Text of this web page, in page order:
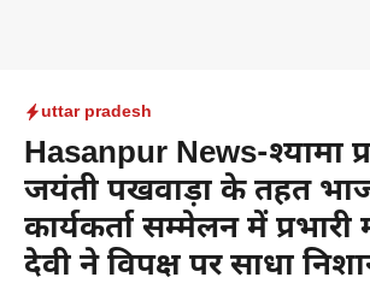
uttar pradesh
Hasanpur News-श्यामा
जयंती पखवाड़ा के तहत
कार्यकर्ता सम्मेलन में प्रभारी
देवी ने विपक्ष पर साधा